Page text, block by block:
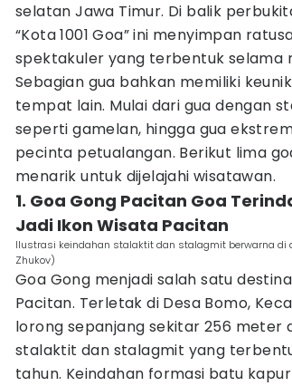
selatan Jawa Timur. Di balik
“Kota 1001 Goa” ini menyimpan
spektakuler yang terbentuk selama
Sebagian gua bahkan memiliki
tempat lain. Mulai dari gua dengan
seperti gamelan, hingga gua
pecinta petualangan. Berikut lima
menarik untuk dijelajahi wisatawan.
1. Goa Gong Pacitan Goa
Jadi Ikon Wisata Pacitan
Ilustrasi keindahan stalaktit dan stalagmit berwarna di
Zhukov)
Goa Gong menjadi salah satu
Pacitan. Terletak di Desa Bomo,
lorong sepanjang sekitar 256 meter
stalaktit dan stalagmit yang
tahun. Keindahan formasi batu